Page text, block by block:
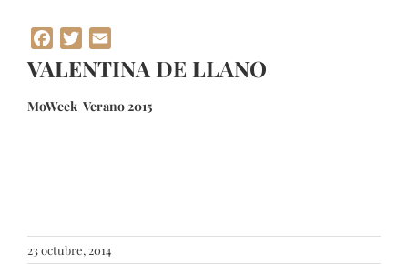
Facebook
Twitter
VALENTINA DE LLANO
MoWeek Verano 2015
23 octubre, 2014